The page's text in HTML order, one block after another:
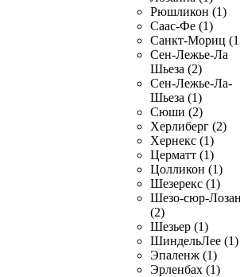
Рюшликон (1)
Саас-Фе (1)
Санкт-Мориц
Сен-Лежье-Ла
Шьеза (2)
Сен-Лежье-Ла-
Шьеза (1)
Сюши (2)
Херлиберг (2)
Хернекс (1)
Церматт (1)
Цолликон (1)
Шезерекс (1)
Шезо-сюр-
(2)
Шезьер (1)
ШиндельЛее (1)
Эпаленж (1)
Эрленбах (1)